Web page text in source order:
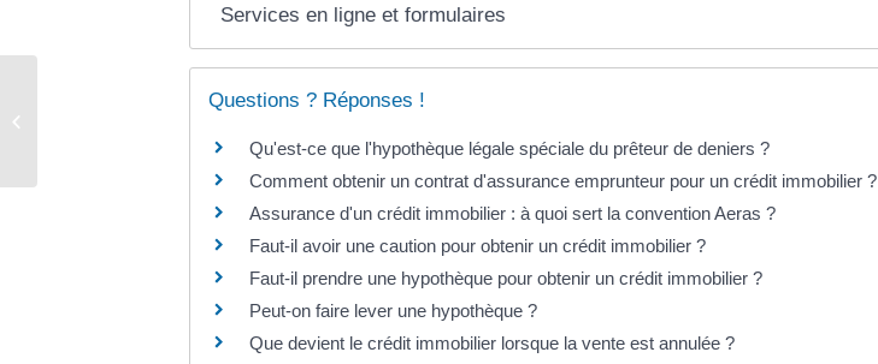
Services en ligne et formulaires
Questions ? Réponses !
Qu'est-ce que l'hypothèque légale spéciale du prêteur de deniers ?
Comment obtenir un contrat d'assurance emprunteur pour un crédit immobilier ?
Assurance d'un crédit immobilier : à quoi sert la convention Aeras ?
Faut-il avoir une caution pour obtenir un crédit immobilier ?
Faut-il prendre une hypothèque pour obtenir un crédit immobilier ?
Peut-on faire lever une hypothèque ?
Que devient le crédit immobilier lorsque la vente est annulée ?